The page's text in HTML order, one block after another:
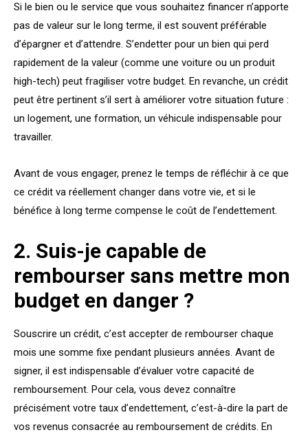
Si le bien ou le service que vous souhaitez financer n’apporte
pas de valeur sur le long terme, il est souvent préférable
d’épargner et d’attendre. S’endetter pour un bien qui perd
rapidement de la valeur (comme une voiture ou un produit
high-tech) peut fragiliser votre budget. En revanche, un crédit
peut être pertinent s’il sert à améliorer votre situation future :
un logement, une formation, un véhicule indispensable pour
travailler.
Avant de vous engager, prenez le temps de réfléchir à ce que
ce crédit va réellement changer dans votre vie, et si le
bénéfice à long terme compense le coût de l’endettement.
2. Suis-je capable de
rembourser sans mettre mon
budget en danger ?
Souscrire un crédit, c’est accepter de rembourser chaque
mois une somme fixe pendant plusieurs années. Avant de
signer, il est indispensable d’évaluer votre capacité de
remboursement. Pour cela, vous devez connaître
précisément votre taux d’endettement, c’est-à-dire la part de
vos revenus consacrée au remboursement de crédits. En